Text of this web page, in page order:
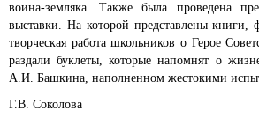
воина-земляка. Также была проведена
выставки. На которой представлены книги,
творческая работа школьников о Герое
раздали буклеты, которые напомнят о
А.И. Башкина, наполненном жестокими
Г.В. Соколова